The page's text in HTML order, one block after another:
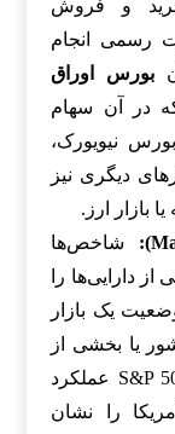
و فروش
رسمی انجام
بورس اوراق
در آن سهام
نیویورک،
دیگری نیز
بازار ارز.
شاخص‌ها
دارایی‌ها را
یک بازار
یا بخشی از
آن) ارائه می‌دهند. مثلاً شاخص S&P 500 عملکرد
را نشان